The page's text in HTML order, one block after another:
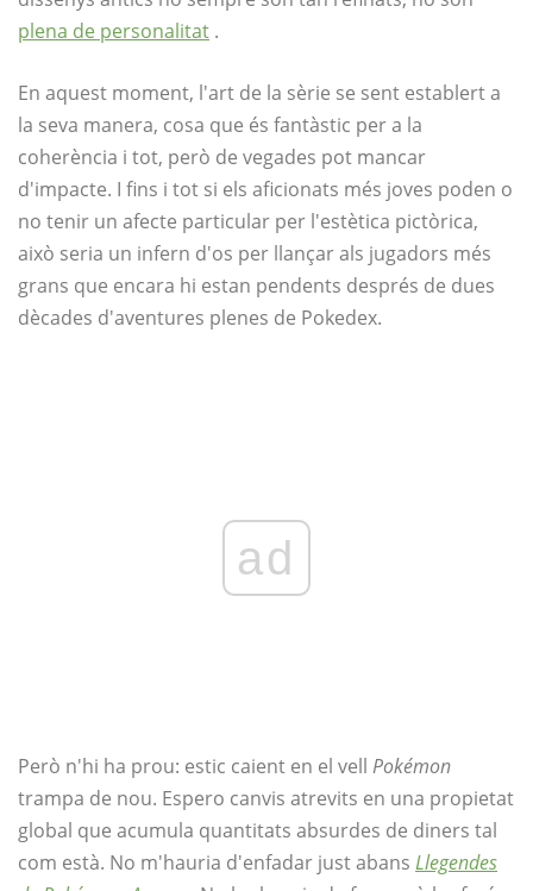
plena de personalitat .
En aquest moment, l'art de la sèrie se sent establert a
la seva manera, cosa que és fantàstic per a la
coherència i tot, però de vegades pot mancar
d'impacte. I fins i tot si els aficionats més joves poden o
no tenir un afecte particular per l'estètica pictòrica,
això seria un infern d'os per llançar als jugadors més
grans que encara hi estan pendents després de dues
dècades d'aventures plenes de Pokedex.
ad
Però n'hi ha prou: estic caient en el vell Pokémon
trampa de nou. Espero canvis atrevits en una propietat
global que acumula quantitats absurdes de diners tal
com està. No m'hauria d'enfadar just abans Llegendes